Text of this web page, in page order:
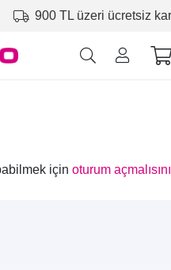
900 TL üzeri ücretsiz
için oturum